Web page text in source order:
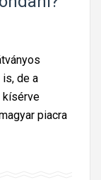
de a
kísérve
piacra